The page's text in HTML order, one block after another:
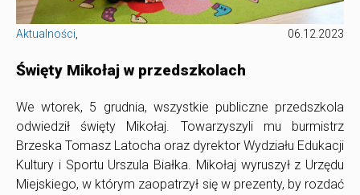
Aktualności 06.12.2023
Święty Mikołaj w przedszkolach
We wtorek, 5 grudnia, wszystkie publiczne przedszkola
odwiedził święty Mikołaj. Towarzyszyli mu burmistrz
Brzeska Tomasz Latocha oraz dyrektor Wydziału Edukacji
Kultury i Sportu Urszula Białka. Mikołaj wyruszył z Urzędu
Miejskiego, w którym zaopatrzył się w prezenty, by rozdać